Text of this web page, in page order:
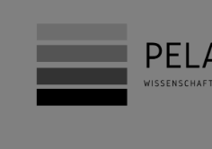
Zum
Inhalt
springen